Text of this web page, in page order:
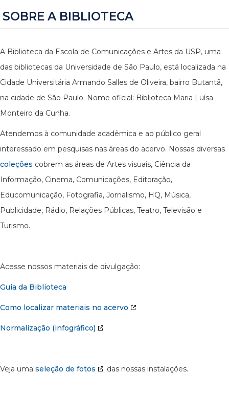
SOBRE A BIBLIOTECA
A Biblioteca da Escola de Comunicações e Artes da USP, uma
das bibliotecas da Universidade de São Paulo, está localizada na
Cidade Universitária Armando Salles de Oliveira, bairro Butantã,
na cidade de São Paulo. Nome oficial: Biblioteca Maria Luísa
Monteiro da Cunha.
Atendemos à comunidade acadêmica e ao público geral
interessado em pesquisas nas áreas do acervo. Nossas diversas
coleções cobrem as áreas de Artes visuais, Ciência da
Informação, Cinema, Comunicações, Editoração,
Educomunicação, Fotografia, Jornalismo, HQ, Música,
Publicidade, Rádio, Relações Públicas, Teatro, Televisão e
Turismo.
Acesse nossos materiais de divulgação:
Guia da Biblioteca
Como localizar materiais no acervo
Normalização (infográfico)
Veja uma seleção de fotos das nossas instalações.